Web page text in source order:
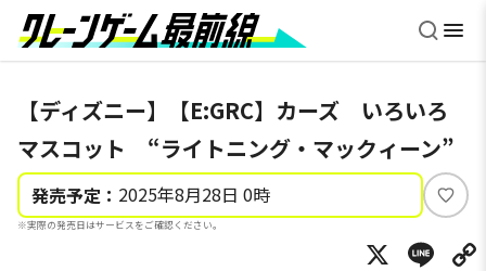
【ディズニー】【E:GRC】カーズ いろいろ
マスコット “ライトニング・マックィーン”
発売予定： 2025年8月28日 0時
※実際の発売日はサービスをご確認ください。
い
ね
X